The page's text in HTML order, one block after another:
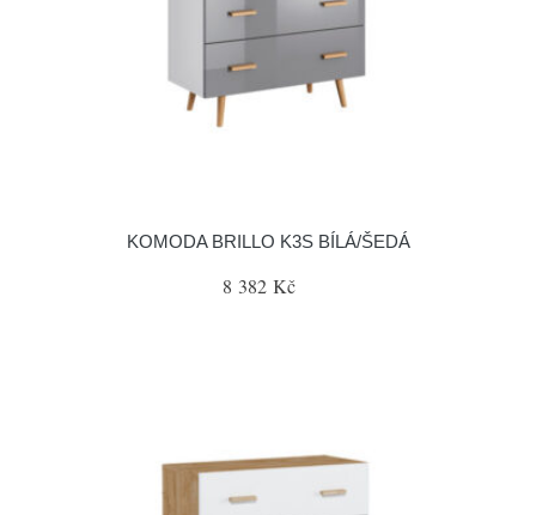
KOMODA BRILLO K3S BÍLÁ/ŠEDÁ
8 382 Kč